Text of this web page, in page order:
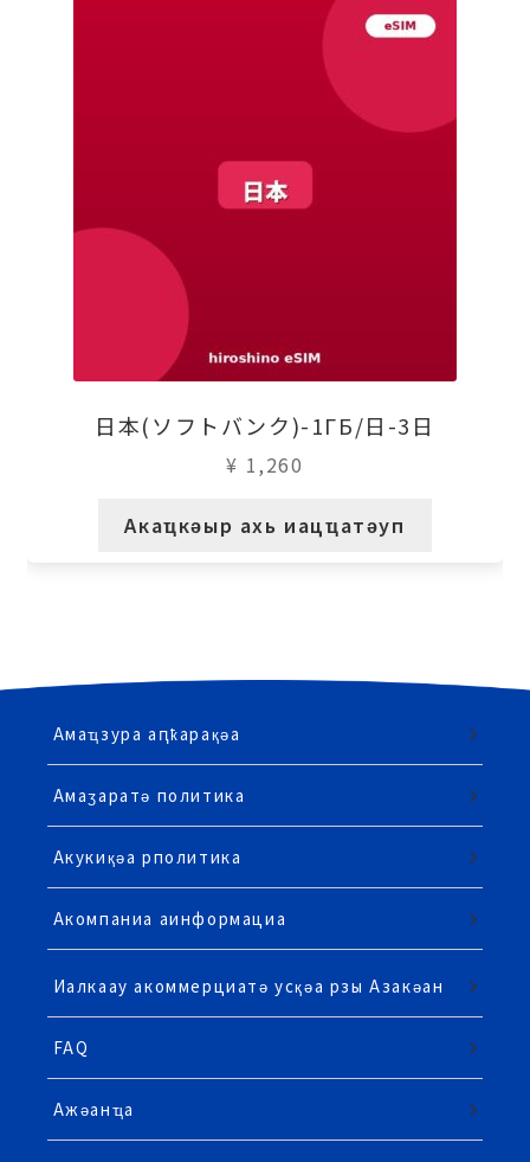
日本(ソフトバンク)-1ГБ/日-3日
¥ 1,260
Акаҵкәыр ахь иацҵатәуп
Амаҵзура аԥҟарақәа
Амаӡаратә политика
Акукиқәа рполитика
Акомпаниа аинформациа
Иалкаау акоммерциатә усқәа рзы Азакәан
FAQ
Ажәанҵа